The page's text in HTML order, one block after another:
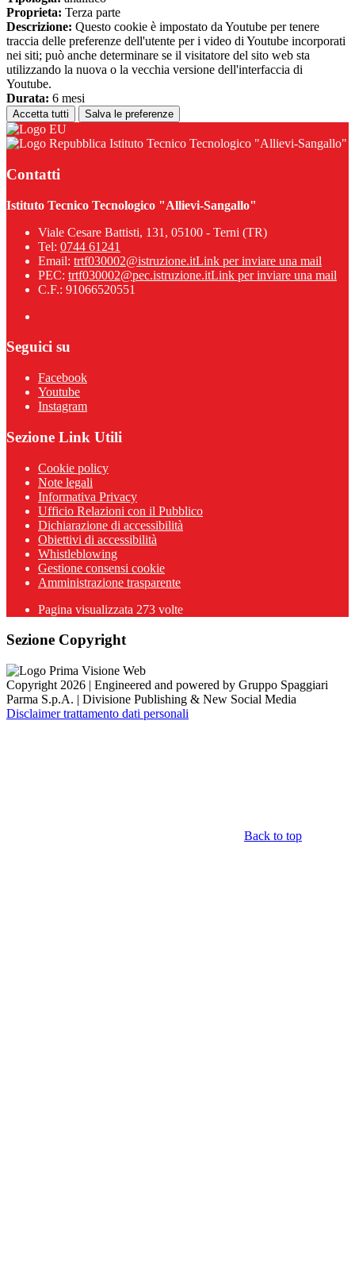
Proprieta: Terza parte
Descrizione: Questo cookie è impostato da Youtube per tenere
traccia delle preferenze dell'utente per i video di Youtube incorporati
nei siti; può anche determinare se il visitatore del sito web sta
utilizzando la nuova o la vecchia versione dell'interfaccia di
Youtube.
Durata: 6 mesi
Accetta tutti Salva le preferenze
Istituto Tecnico Tecnologico "Allievi-Sangallo"
Contatti
Istituto Tecnico Tecnologico "Allievi-Sangallo"
Viale Cesare Battisti, 131, 05100 - Terni (TR)
Tel: 0744 61241
Email: trtf030002@istruzione.itLink per inviare una mail
PEC: trtf030002@pec.istruzione.itLink per inviare una mail
C.F.: 91066520551
Seguici su
Facebook
Youtube
Instagram
Sezione Link Utili
Cookie policy
Note legali
Informativa Privacy
Ufficio Relazioni con il Pubblico
Dichiarazione di accessibilità
Obiettivi di accessibilità
Whistleblowing
Gestione consensi cookie
Amministrazione trasparente
Pagina visualizzata 273 volte
Sezione Copyright
Copyright 2026 | Engineered and powered by Gruppo Spaggiari
Parma S.p.A. | Divisione Publishing & New Social Media
Disclaimer trattamento dati personali
Back to top